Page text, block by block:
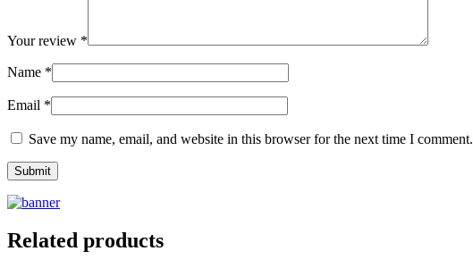
Your review *
Name *
Email *
Save my name, email, and website in this browser for the next time I comment.
Related products